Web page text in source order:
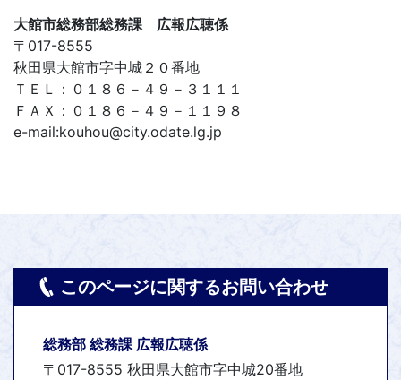
大館市総務部総務課 広報広聴係
〒017-8555
秋田県大館市字中城２０番地
ＴＥＬ：０１８６－４９－３１１１
ＦＡＸ：０１８６－４９－１１９８
e-mail:kouhou@city.odate.lg.jp
このページに関するお問い合わせ
総務部 総務課 広報広聴係
〒017-8555 秋田県大館市字中城20番地